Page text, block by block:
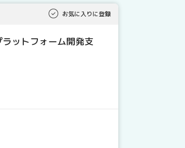
お気に入りに登録
ットフォーム開発支